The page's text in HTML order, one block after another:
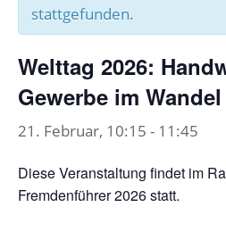
stattgefunden.
Welttag 2026:
Gewerbe im
21. Februar, 10:15 - 11:45
Diese Veranstaltung findet im
Fremdenführer 2026 statt.